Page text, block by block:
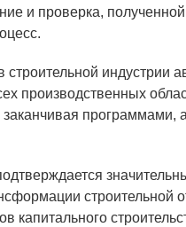
и проверка,
строительной индустрии
производственных
заканчивая
строительной
капитального